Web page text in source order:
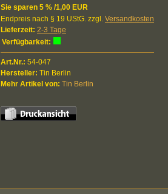
Sie sparen 5 % /1,00 EUR
Endpreis nach § 19 UStG. zzgl. Versandkosten
Lieferzeit: 2-3 Tage
Verfügbarkeit:
Art.Nr.: 54-047
Hersteller: Tin Berlin
Mehr Artikel von: Tin Berlin